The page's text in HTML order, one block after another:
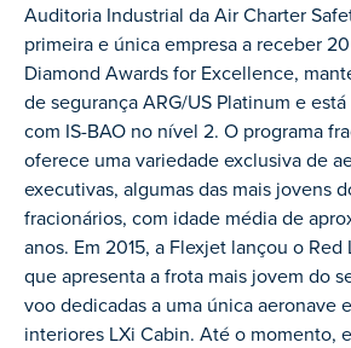
Auditoria Industrial da Air Charter
primeira e única empresa a receber
Diamond Awards for Excellence,
de segurança ARG/US Platinum e
com IS-BAO no nível 2. O programa
oferece uma variedade exclusiva de
executivas, algumas das mais jovens
fracionários, com idade média de
anos. Em 2015, a Flexjet lançou o
que apresenta a frota mais jovem do
voo dedicadas a uma única aeronave
interiores LXi Cabin. Até o momento,